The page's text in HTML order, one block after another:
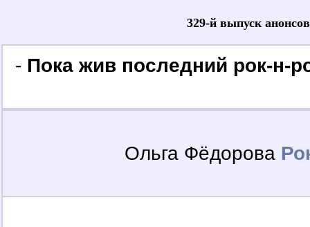
329-й выпуск
- Пока жив последний рок-н-
Ольга Фёдорова